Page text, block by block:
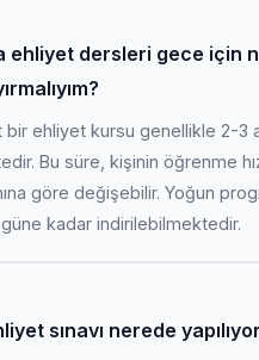
ehliyet dersleri gece için
bir ehliyet kursu genellikle 2-3
Bu süre, kişinin öğrenme
göre değişebilir. Yoğun
kadar indirilebilmektedir.
sınavı nerede